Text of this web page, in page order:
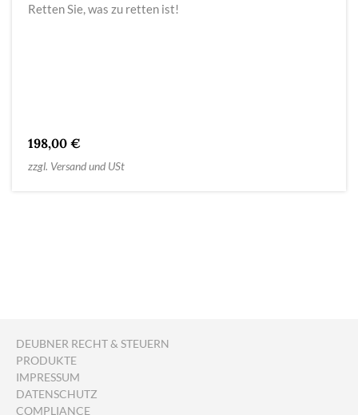
Retten Sie, was zu retten ist!
198,00 €
zzgl. Versand und USt
DEUBNER RECHT & STEUERN
PRODUKTE
IMPRESSUM
DATENSCHUTZ
COMPLIANCE